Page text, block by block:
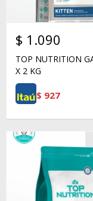
$ 1.090
TOP NUTRITION
X 2 KG
$ 927